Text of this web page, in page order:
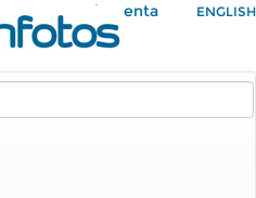
Mi Cuenta ENGLISH